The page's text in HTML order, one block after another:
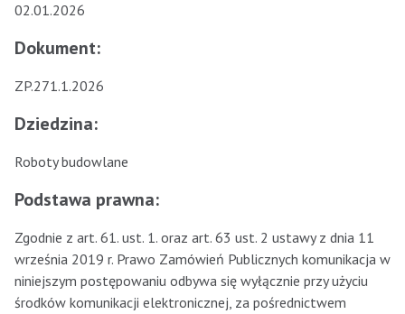
02.01.2026
Dokument:
ZP.271.1.2026
Dziedzina:
Roboty budowlane
Podstawa prawna:
Zgodnie z art. 61. ust. 1. oraz art. 63 ust. 2 ustawy z dnia 11
września 2019 r. Prawo Zamówień Publicznych komunikacja w
niniejszym postępowaniu odbywa się wyłącznie przy użyciu
środków komunikacji elektronicznej, za pośrednictwem